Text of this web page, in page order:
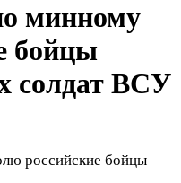
минному
бойцы
солдат ВСУ